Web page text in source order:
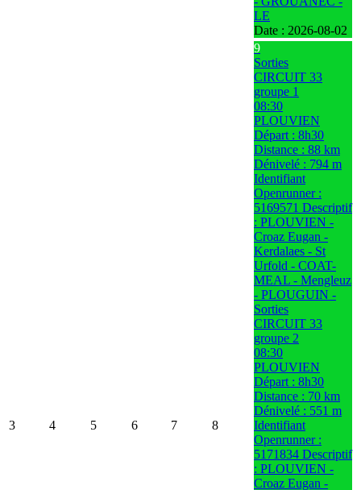
LE
Date : 2026-08-02
3 4 5 6 7 8
9
Sorties
CIRCUIT 33
groupe 1
08:30
PLOUVIEN
Départ : 8h30
Distance : 88 km
Dénivelé : 794 m
Identifiant
Openrunner :
5169571 Descriptif
: PLOUVIEN -
Croaz Eugan -
Kerdalaes - St
Urfold - COAT-
MEAL - Mengleuz
- PLOUGUIN -
Sorties
CIRCUIT 33
groupe 2
08:30
PLOUVIEN
Départ : 8h30
Distance : 70 km
Dénivelé : 551 m
Identifiant
Openrunner :
5171834 Descriptif
: PLOUVIEN -
Croaz Eugan -